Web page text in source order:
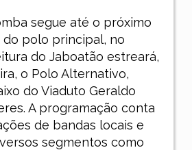
segue até o próximo
do polo principal, no
do Jaboatão estreará,
o Polo Alternativo,
do Viaduto Geraldo
A programação conta
de bandas locais e
segmentos como